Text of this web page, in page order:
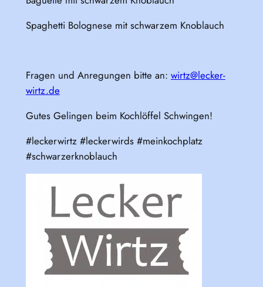
Spaghetti Bolognese mit schwarzem Knoblauch
Fragen und Anregungen bitte an: wirtz@lecker-
wirtz.de
Gutes Gelingen beim Kochlöffel Schwingen!
#leckerwirtz #leckerwirds #meinkochplatz
#schwarzerknoblauch